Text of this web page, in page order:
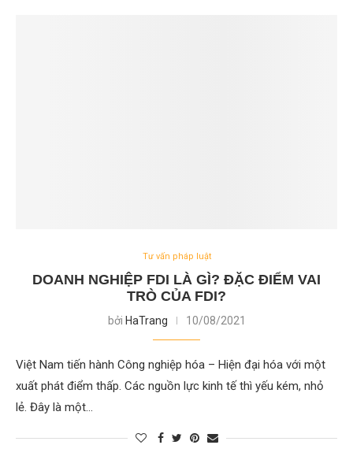
Tư vấn pháp luật
DOANH NGHIỆP FDI LÀ GÌ? ĐẶC ĐIỂM VAI
TRÒ CỦA FDI?
bởi HaTrang 10/08/2021
Việt Nam tiến hành Công nghiệp hóa – Hiện đại hóa với một
xuất phát điểm thấp. Các nguồn lực kinh tế thì yếu kém, nhỏ
lẻ. Đây là một…